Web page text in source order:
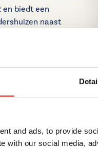
and ads, to provide
with our social media,
en biedt een
naast
er veel